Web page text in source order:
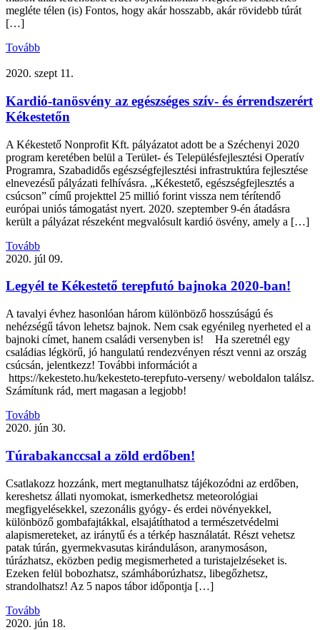
megléte télen (is) Fontos, hogy akár hosszabb, akár rövidebb túrát
[…]
Tovább
2020. szept 11.
Kardió-tanösvény az egészséges szív- és érrendszerért
Kékestetőn
A Kékestető Nonprofit Kft. pályázatot adott be a Széchenyi 2020
program keretében belül a Terület- és Településfejlesztési Operatív
Programra, Szabadidős egészségfejlesztési infrastruktúra fejlesztése
elnevezésű pályázati felhívásra. „Kékestető, egészségfejlesztés a
csúcson” című projekttel 25 millió forint vissza nem térítendő
európai uniós támogatást nyert. 2020. szeptember 9-én átadásra
került a pályázat részeként megvalósult kardió ösvény, amely a […]
Tovább
2020. júl 09.
Legyél te Kékestető terepfutó bajnoka 2020-ban!
A tavalyi évhez hasonlóan három különböző hosszúságú és
nehézségű távon lehetsz bajnok. Nem csak egyénileg nyerheted el a
bajnoki címet, hanem családi versenyben is! Ha szeretnél egy
családias légkörű, jó hangulatú rendezvényen részt venni az ország
csúcsán, jelentkezz! További információt a
https://kekesteto.hu/kekesteto-terepfuto-verseny/ weboldalon találsz.
Számítunk rád, mert magasan a legjobb!
Tovább
2020. jún 30.
Túrabakanccsal a zöld erdőben!
Csatlakozz hozzánk, mert megtanulhatsz tájékozódni az erdőben,
kereshetsz állati nyomokat, ismerkedhetsz meteorológiai
megfigyelésekkel, szezonális gyógy- és erdei növényekkel,
különböző gombafajtákkal, elsajátíthatod a természetvédelmi
alapismereteket, az iránytű és a térkép használatát. Részt vehetsz
patak túrán, gyermekvasutas kiránduláson, aranymosáson,
túrázhatsz, eközben pedig megismerheted a turistajelzéseket is.
Ezeken felül bobozhatsz, számháborúzhatsz, libegőzhetsz,
strandolhatsz! Az 5 napos tábor időpontja […]
Tovább
2020. jún 18.